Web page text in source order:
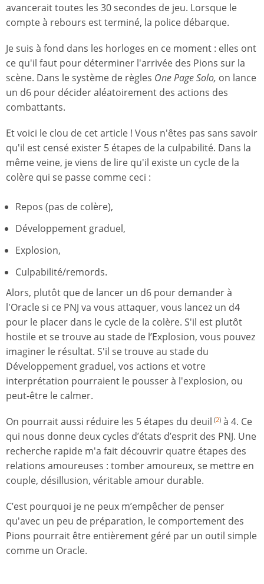
avancerait toutes les 30 secondes de jeu. Lorsque le
compte à rebours est terminé, la police débarque.
Je suis à fond dans les horloges en ce moment : elles ont
ce qu'il faut pour déterminer l'arrivée des Pions sur la
scène. Dans le système de règles One Page Solo, on lance
un d6 pour décider aléatoirement des actions des
combattants.
Et voici le clou de cet article ! Vous n'êtes pas sans savoir
qu'il est censé exister 5 étapes de la culpabilité. Dans la
même veine, je viens de lire qu'il existe un cycle de la
colère qui se passe comme ceci :
Repos (pas de colère),
Développement graduel,
Explosion,
Culpabilité/remords.
Alors, plutôt que de lancer un d6 pour demander à
l'Oracle si ce PNJ va vous attaquer, vous lancez un d4
pour le placer dans le cycle de la colère. S'il est plutôt
hostile et se trouve au stade de l’Explosion, vous pouvez
imaginer le résultat. S'il se trouve au stade du
Développement graduel, vos actions et votre
interprétation pourraient le pousser à l'explosion, ou
peut-être le calmer.
On pourrait aussi réduire les 5 étapes du deuil (2) à 4. Ce
qui nous donne deux cycles d’états d’esprit des PNJ. Une
recherche rapide m'a fait découvrir quatre étapes des
relations amoureuses : tomber amoureux, se mettre en
couple, désillusion, véritable amour durable.
C’est pourquoi je ne peux m’empêcher de penser
qu'avec un peu de préparation, le comportement des
Pions pourrait être entièrement géré par un outil simple
comme un Oracle.